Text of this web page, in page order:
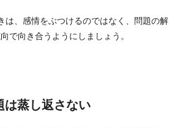
は、感情をぶつけるのではなく、問題の解
で向き合うようにしましょう。
は蒸し返さない